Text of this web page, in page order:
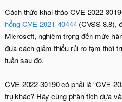
Cách thức khai thác CVE-2022-
hổng CVE-2021-40444 (CVSS 8.8),
Microsoft, nghiêm trọng đến mức
đưa cách giảm thiểu rủi ro tạm thời
tuần sau đó.
CVE-2022-30190 có phải là “CVE-
trụ khác? Hãy cùng phân tích dựa